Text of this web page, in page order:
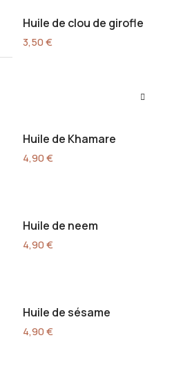
Huile de clou de girofle
3,50€
Huile de Khamare
4,90€
Huile de neem
4,90€
Huile de sésame
4,90€